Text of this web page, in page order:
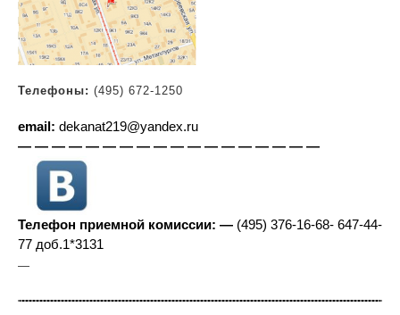
Телефоны: (495) 672-1250
email: dekanat219@yandex.ru
— — — — — — — — — — — — — — — — — —
Телефон приемной комиссии: — (495) 376-16-68- 647-44-
77 доб.1*3131
—